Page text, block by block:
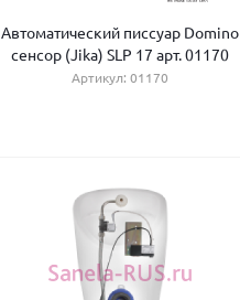
Автоматический писсуар Domino
сенсор (Jika) SLP 17 арт. 01170
Артикул: 01170